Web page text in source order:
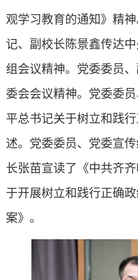
观学习教育的通知》精
记、副校长陈景鑫传达
组会议精神。党委委员
委会会议精神。党委委
平总书记关于树立和践
述。党委委员、党委宣
长张苗宣读了《中共齐
于开展树立和践行正确
案》。